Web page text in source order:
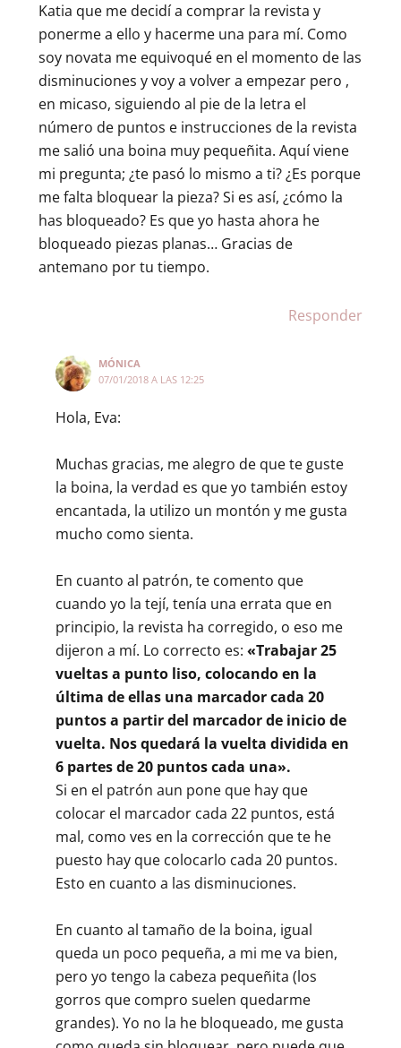
Katia que me decidí a comprar la revista y
ponerme a ello y hacerme una para mí. Como
soy novata me equivoqué en el momento de las
disminuciones y voy a volver a empezar pero ,
en micaso, siguiendo al pie de la letra el
número de puntos e instrucciones de la revista
me salió una boina muy pequeñita. Aquí viene
mi pregunta; ¿te pasó lo mismo a ti? ¿Es porque
me falta bloquear la pieza? Si es así, ¿cómo la
has bloqueado? Es que yo hasta ahora he
bloqueado piezas planas… Gracias de
antemano por tu tiempo.
Responder
MÓNICA
07/01/2018 A LAS 12:25
Hola, Eva:
Muchas gracias, me alegro de que te guste
la boina, la verdad es que yo también estoy
encantada, la utilizo un montón y me gusta
mucho como sienta.
En cuanto al patrón, te comento que
cuando yo la tejí, tenía una errata que en
principio, la revista ha corregido, o eso me
dijeron a mí. Lo correcto es: «Trabajar 25
vueltas a punto liso, colocando en la
última de ellas una marcador cada 20
puntos a partir del marcador de inicio de
vuelta. Nos quedará la vuelta dividida en
6 partes de 20 puntos cada una».
Si en el patrón aun pone que hay que
colocar el marcador cada 22 puntos, está
mal, como ves en la corrección que te he
puesto hay que colocarlo cada 20 puntos.
Esto en cuanto a las disminuciones.
En cuanto al tamaño de la boina, igual
queda un poco pequeña, a mi me va bien,
pero yo tengo la cabeza pequeñita (los
gorros que compro suelen quedarme
grandes). Yo no la he bloqueado, me gusta